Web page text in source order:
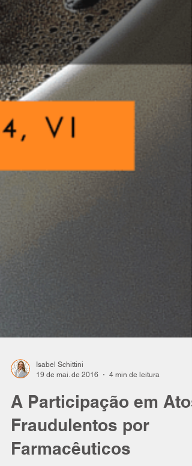
Isabel Schittini
19 de mai. de 2016
4 min de leitura
A Participação em Atos